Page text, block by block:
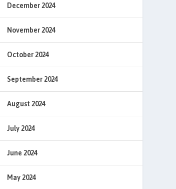
December 2024
November 2024
October 2024
September 2024
August 2024
July 2024
June 2024
May 2024